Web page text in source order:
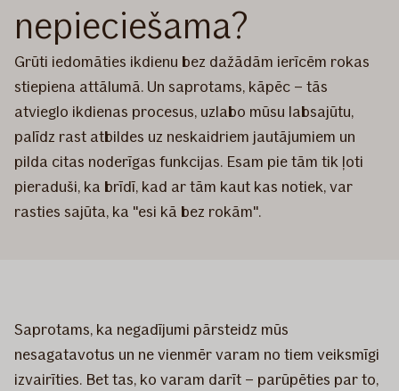
nepieciešama?
Grūti iedomāties ikdienu bez dažādām ierīcēm rokas
stiepiena attālumā. Un saprotams, kāpēc – tās
atvieglo ikdienas procesus, uzlabo mūsu labsajūtu,
palīdz rast atbildes uz neskaidriem jautājumiem un
pilda citas noderīgas funkcijas. Esam pie tām tik ļoti
pieraduši, ka brīdī, kad ar tām kaut kas notiek, var
rasties sajūta, ka "esi kā bez rokām".
Saprotams, ka negadījumi pārsteidz mūs
nesagatavotus un ne vienmēr varam no tiem veiksmīgi
izvairīties. Bet tas, ko varam darīt – parūpēties par to,